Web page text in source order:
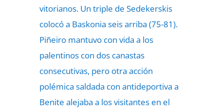
vitorianos. Un triple de Sedekerskis
colocó a Baskonia seis arriba (75-81).
Piñeiro mantuvo con vida a los
palentinos con dos canastas
consecutivas, pero otra acción
polémica saldada con antideportiva a
Benite alejaba a los visitantes en el